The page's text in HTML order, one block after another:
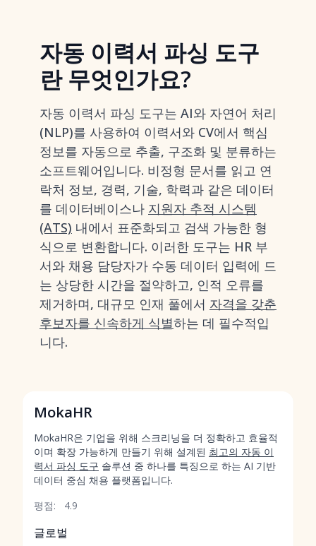
자동 이력서 파싱 도구
란 무엇인가요?
자동 이력서 파싱 도구는 AI와 자연어 처리
(NLP)를 사용하여 이력서와 CV에서 핵심
정보를 자동으로 추출, 구조화 및 분류하는
소프트웨어입니다. 비정형 문서를 읽고 연
락처 정보, 경력, 기술, 학력과 같은 데이터
를 데이터베이스나 지원자 추적 시스템
(ATS) 내에서 표준화되고 검색 가능한 형
식으로 변환합니다. 이러한 도구는 HR 부
서와 채용 담당자가 수동 데이터 입력에 드
는 상당한 시간을 절약하고, 인적 오류를
제거하며, 대규모 인재 풀에서 자격을 갖춘
후보자를 신속하게 식별하는 데 필수적입
니다.
MokaHR
MokaHR은 기업을 위해 스크리닝을 더 정확하고 효율적
이며 확장 가능하게 만들기 위해 설계된 최고의 자동 이
력서 파싱 도구 솔루션 중 하나를 특징으로 하는 AI 기반
데이터 중심 채용 플랫폼입니다.
평점:
4.9
글로벌